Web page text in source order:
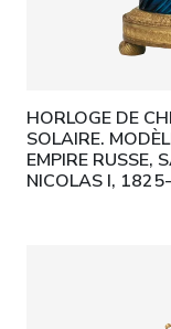
HORLOGE DE
SOLAIRE.
EMPIRE RUSSE,
NICOLAS I,